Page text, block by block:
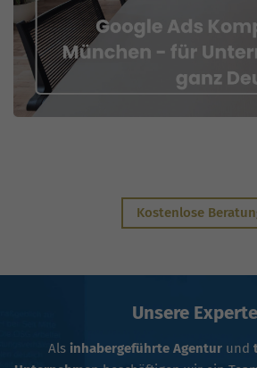
Kostenlose
Unsere
Alsinhabergeführte Agenturund